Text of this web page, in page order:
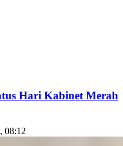
Hari Kabinet Merah
08:12